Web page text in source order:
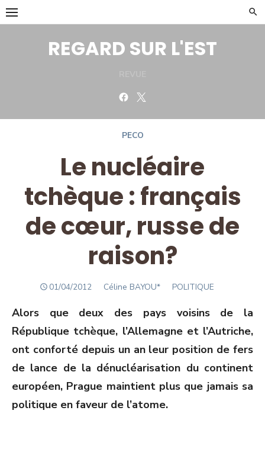
Skip
to
REGARD SUR L'EST
Facebook
PECO
Le nucléaire
tchèque : français
de cœur, russe de
raison?
POSTED
01/04/2012 Author
Céline BAYOU* POLITIQUE
Alors que deux des pays voisins de la
République tchèque, l’Allemagne et l’Autriche,
ont conforté depuis un an leur position de fers
de lance de la dénucléarisation du continent
européen, Prague maintient plus que jamais sa
politique en faveur de l’atome.